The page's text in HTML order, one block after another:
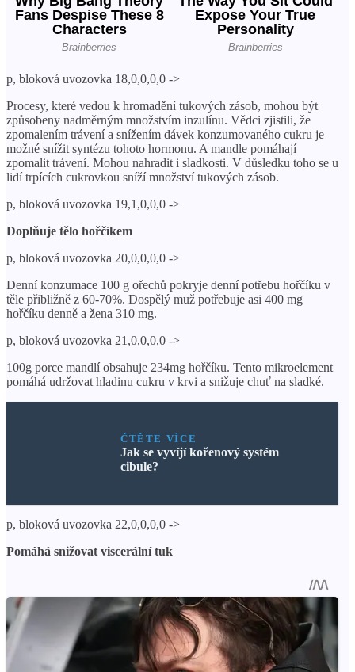
p, bloková uvozovka 18,0,0,0,0 ->
Procesy, které vedou k hromadění tukových zásob, mohou být
způsobeny nadměrným množstvím inzulínu. Vědci zjistili, že
zpomalením trávení a snížením dávek konzumovaného cukru je
možné snížit syntézu tohoto hormonu. A mandle pomáhají
zpomalit trávení. Mohou nahradit i sladkosti. V důsledku toho se u
lidí trpících cukrovkou sníží množství tukových zásob.
p, bloková uvozovka 19,1,0,0,0 ->
Doplňuje tělo hořčíkem
p, bloková uvozovka 20,0,0,0,0 ->
Denní konzumace 100 g ořechů pokryje denní potřebu hořčíku v
těle přibližně z 60-70%. Dospělý muž potřebuje asi 400 mg
hořčíku denně a žena 310 mg.
p, bloková uvozovka 21,0,0,0,0 ->
100g porce mandlí obsahuje 234mg hořčíku. Tento mikroelement
pomáhá udržovat hladinu cukru v krvi a snižuje chuť na sladké.
ČTĚTE VÍCE
Jak se vyvíjí kořenový systém
cibule?
p, bloková uvozovka 22,0,0,0,0 ->
Pomáhá snižovat viscerální tuk